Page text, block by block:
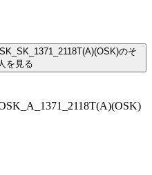
のそ
を見る